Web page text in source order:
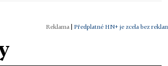
| Předplatné HN+ je zcela bez